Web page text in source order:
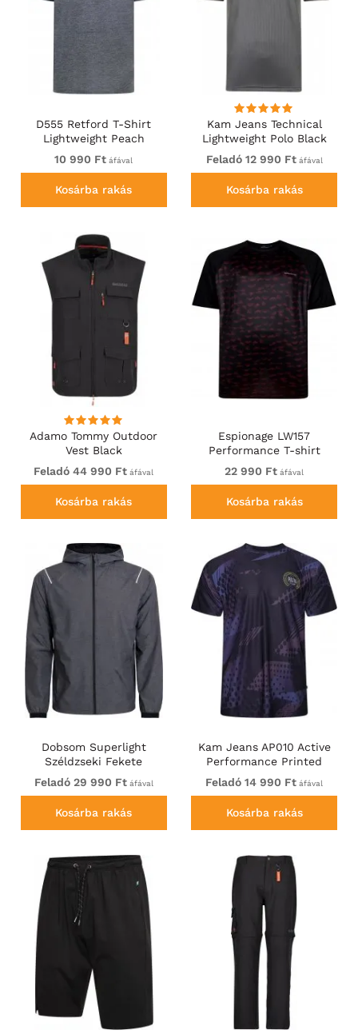
D555 Retford T-Shirt
Lightweight Peach
Finished Grey
10 990 Ft áfával
Kosárba rakás
Kam Jeans Technical
Lightweight Polo Black
Feladó 12 990 Ftáfával
Kosárba rakás
Adamo Tommy Outdoor
Vest Black
Feladó 44 990 Ft áfával
Kosárba rakás
Espionage LW157
Performance T-shirt
Black/Red
22 990 Ft áfával
Kosárba rakás
Dobsom Superlight
Széldzseki Fekete
Feladó 29 990 Ftáfával
Kosárba rakás
Kam Jeans AP010 Active
Performance Printed
Mesh T-Shirt Black
Feladó 14 990 Ft áfával
Kosárba rakás